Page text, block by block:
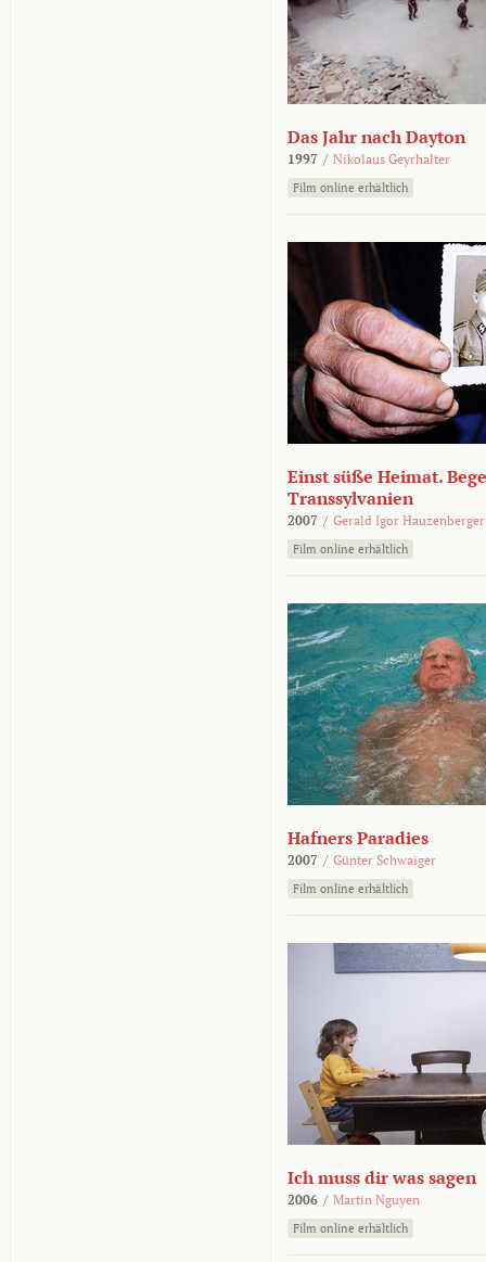
Das Jahr nach Dayton
1997 / Nikolaus Geyrhalter
Film online erhältlich
Einst süße Heimat.
Transsylvanien
2007 / Gerald Igor Hauzenberger
Film online erhältlich
Hafners Paradies
2007 / Günter Schwaiger
Film online erhältlich
Ich muss dir was sagen
2006 / Martin Nguyen
Film online erhältlich